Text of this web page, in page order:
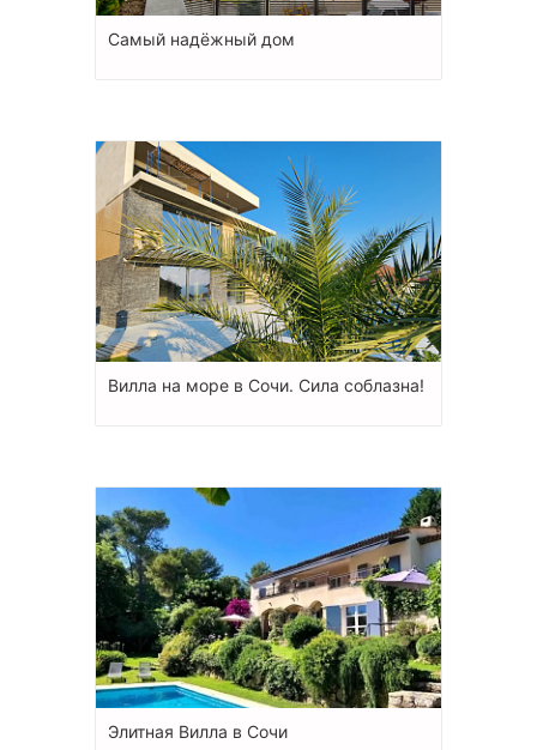
Самый надёжный дом
Вилла на море в Сочи. Сила соблазна!
Элитная Вилла в Сочи